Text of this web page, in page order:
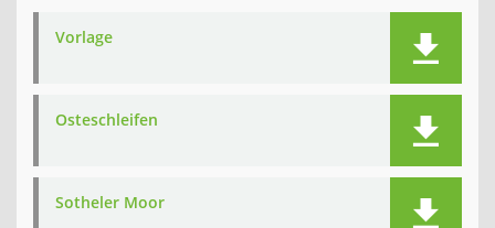
Vorlage
Osteschleifen
Sotheler Moor